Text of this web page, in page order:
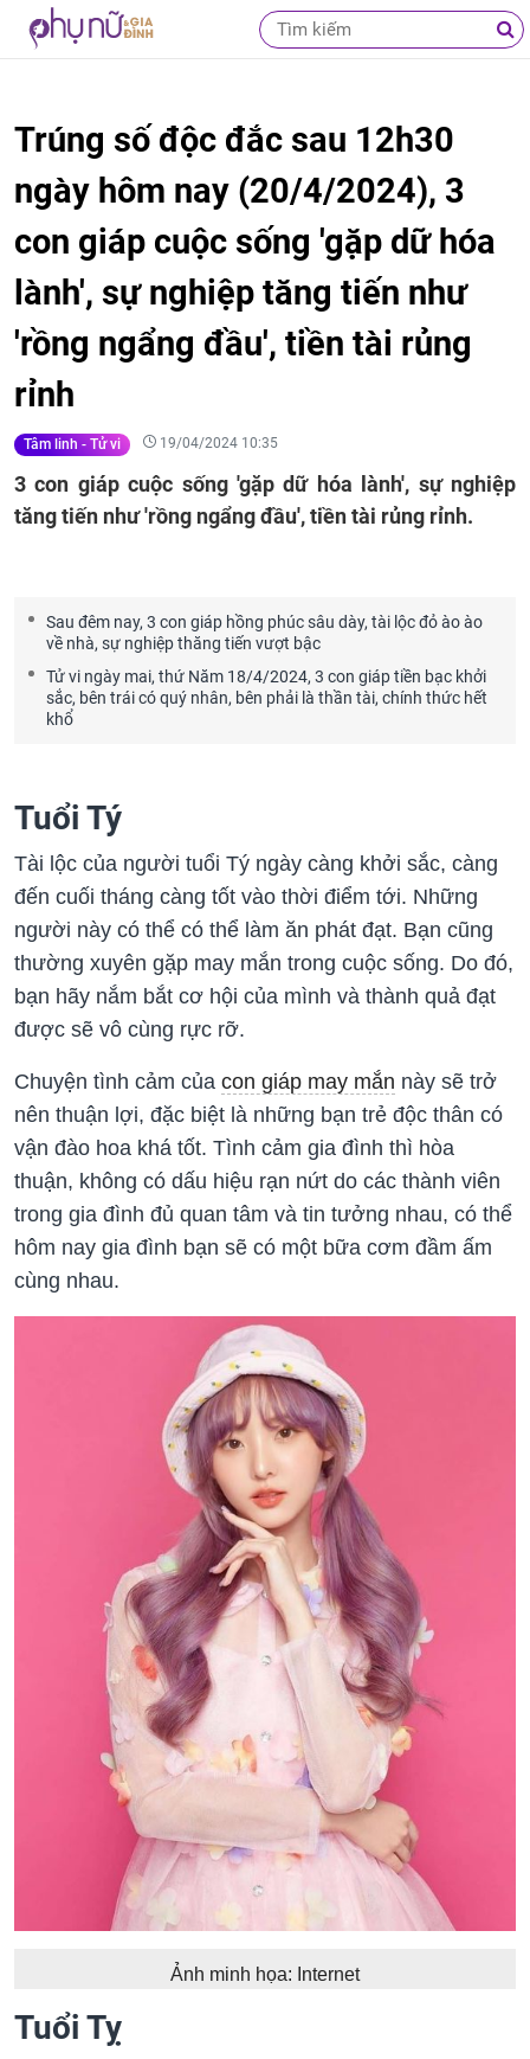
Trúng số độc đắc sau 12h30
ngày hôm nay (20/4/2024), 3
con giáp cuộc sống 'gặp dữ hóa
lành', sự nghiệp tăng tiến như
'rồng ngẩng đầu', tiền tài rủng
rỉnh
Tâm linh - Tử vi 19/04/2024 10:35
3 con giáp cuộc sống 'gặp dữ hóa lành', sự nghiệp
tăng tiến như 'rồng ngẩng đầu', tiền tài rủng rỉnh.
Sau đêm nay, 3 con giáp hồng phúc sâu dày, tài lộc đỏ ào ào
về nhà, sự nghiệp thăng tiến vượt bậc
Tử vi ngày mai, thứ Năm 18/4/2024, 3 con giáp tiền bạc khởi
sắc, bên trái có quý nhân, bên phải là thần tài, chính thức hết
khổ
Tuổi Tý
Tài lộc của người tuổi Tý ngày càng khởi sắc, càng
đến cuối tháng càng tốt vào thời điểm tới. Những
người này có thể có thể làm ăn phát đạt. Bạn cũng
thường xuyên gặp may mắn trong cuộc sống. Do đó,
bạn hãy nắm bắt cơ hội của mình và thành quả đạt
được sẽ vô cùng rực rỡ.
Chuyện tình cảm của con giáp may mắn này sẽ trở
nên thuận lợi, đặc biệt là những bạn trẻ độc thân có
vận đào hoa khá tốt. Tình cảm gia đình thì hòa
thuận, không có dấu hiệu rạn nứt do các thành viên
trong gia đình đủ quan tâm và tin tưởng nhau, có thể
hôm nay gia đình bạn sẽ có một bữa cơm đầm ấm
cùng nhau.
Ảnh minh họa: Internet
Tuổi Tỵ